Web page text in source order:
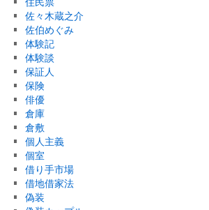
佐々木蔵之介
佐伯めぐみ
体験記
体験談
保証人
保険
俳優
倉庫
倉敷
個人主義
個室
借り手市場
借地借家法
偽装